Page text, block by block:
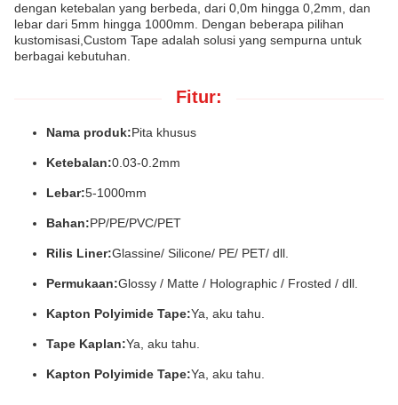
dengan ketebalan yang berbeda, dari 0,0m hingga 0,2mm, dan
lebar dari 5mm hingga 1000mm. Dengan beberapa pilihan
kustomisasi,Custom Tape adalah solusi yang sempurna untuk
berbagai kebutuhan.
Fitur:
Nama produk:Pita khusus
Ketebalan:0.03-0.2mm
Lebar:5-1000mm
Bahan:PP/PE/PVC/PET
Rilis Liner:Glassine/ Silicone/ PE/ PET/ dll.
Permukaan:Glossy / Matte / Holographic / Frosted / dll.
Kapton Polyimide Tape:Ya, aku tahu.
Tape Kaplan:Ya, aku tahu.
Kapton Polyimide Tape:Ya, aku tahu.